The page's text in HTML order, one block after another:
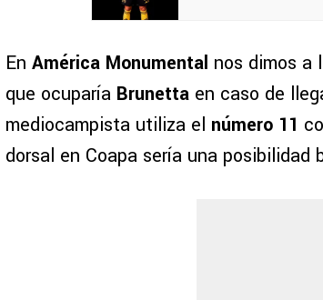
En América Monumental nos dimos a
que ocuparía Brunetta en caso de
mediocampista utiliza el número 11
dorsal en Coapa sería una